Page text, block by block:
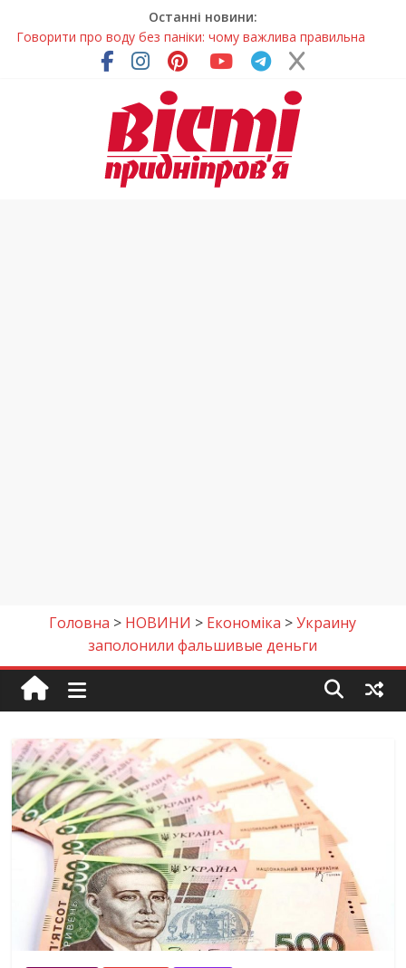
Останні новини:
Говорити про воду без паніки: чому важлива правильна
Лікар – на екрані: Як працюють телемедичні центри на
У Дніпрі триває масштабна підготовка до опалювального
Пошуки тривають: на Дніпропетровщині досліджують місце
розташування легендарного монастиря (Фото)
Головна > НОВИНИ > Економіка >Украину
заполонили фальшивые деньги